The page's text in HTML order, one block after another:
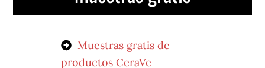
Muestras gratis de
productos CeraVe